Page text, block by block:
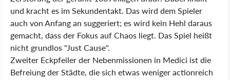
und kracht es im Sekundentakt. Das wird dem Spieler
auch von Anfang an suggeriert; es wird kein Hehl daraus
gemacht, dass der Fokus auf Chaos liegt. Das Spiel heißt
nicht grundlos "Just Cause".
Zweiter Eckpfeiler der Nebenmissionen in Medici ist die
Befreiung der Städte, die sich etwas weniger actionreich